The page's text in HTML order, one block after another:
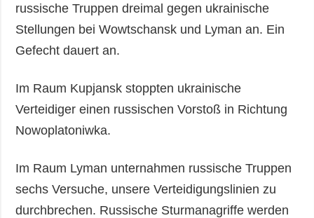
russische Truppen dreimal gegen ukrainische
Stellungen bei Wowtschansk und Lyman an. Ein
Gefecht dauert an.
Im Raum Kupjansk stoppten ukrainische
Verteidiger einen russischen Vorstoß in Richtung
Nowoplatoniwka.
Im Raum Lyman unternahmen russische Truppen
sechs Versuche, unsere Verteidigungslinien zu
durchbrechen. Russische Sturmanagriffe werden